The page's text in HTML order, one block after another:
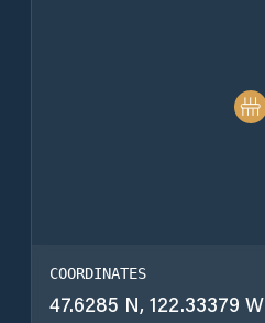
COORDINATES
47.6285 N, 122.33379 W